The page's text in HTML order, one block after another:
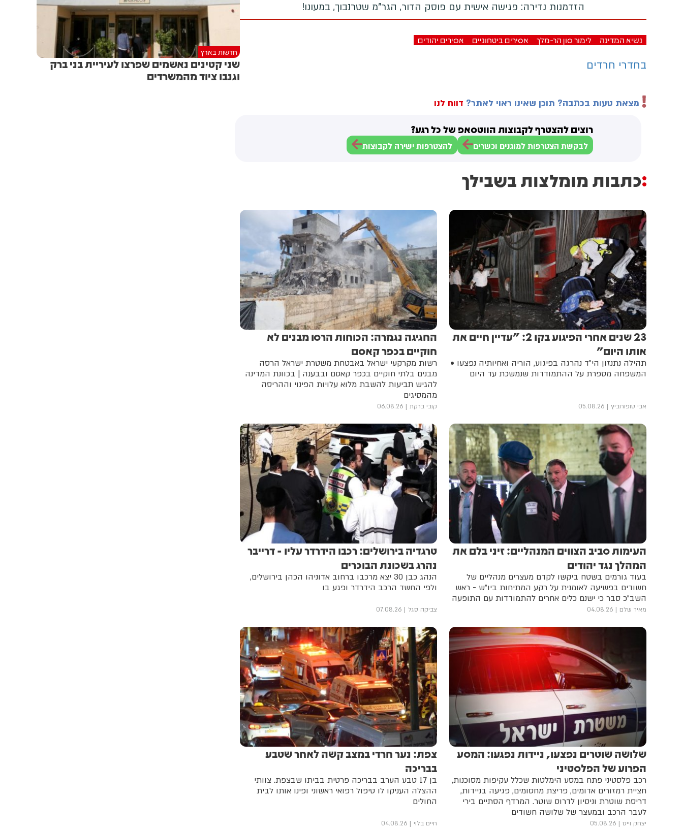
הזדמנות נדירה: פגישה אישית עם פוסק הדור, הגר"מ שטרנבוך, במעונו!
נשיא המדינה לימור סון הר-מלך אסירים ביטחוניים אסירים יהודים
בחדרי חרדים
מצאת טעות בכתבה? תוכן שאינו ראוי לאתר? דווח לנו
רוצים להצטרף לקבוצות הווטסאפ של כל רגע?
לבקשת הצטרפות למוגנים וכשרים להצטרפות ישירה לקבוצות
כתבות מומלצות בשבילך
23 שנים אחרי הפיגוע בקו 2: "עדיין חיים את
אותו היום"
תהילה נתנזון הי"ד נהרגה בפיגוע, הוריה ואחיותיה נפצעו •
המשפחה מספרת על ההתמודדות שנמשכת עד היום
אבי טופורוביץ 05.08.26
החגיגה נגמרה: הכוחות הרסו מבנים לא
חוקיים בכפר קאסם
רשות מקרקעי ישראל באבטחת משטרת ישראל הרסה
מבנים בלתי חוקיים בכפר קאסם ובבענה | בכוונת המדינה
להגיש תביעות להשבת מלוא עלויות הפינוי וההריסה
מהמסיגים
קובי ברקת 06.08.26
העימות סביב הצווים המנהליים: זיני בלם את
המהלך נגד יהודים
בעוד גורמים בשטח ביקשו לקדם מעצרים מנהליים של
חשודים בפשיעה לאומנית על רקע המתיחות ביו"ש - ראש
השב"כ סבר כי ישנם כלים אחרים להתמודדות עם התופעה
מאיר שלם 04.08.26
טרגדיה בירושלים: רכבו הידרדר עליו - דרייבר
נהרג בשכונת הבוכרים
הנהג כבן 30 יצא מרכבו ברחוב אדוניהו הכהן בירושלים,
ולפי החשד הרכב הידרדר ופגע בו
צביקה סגל 07.08.26
שלושה שוטרים נפצעו, ניידות נפגעו: המסע
הפרוע של הפלסטיני
רכב פלסטיני פתח במסע הימלטות שכלל עקיפות מסוכנות,
חציית רמזורים אדומים, פריצת מחסומים, פגיעה בניידות,
דריסת שוטרת וניסיון לדרוס שוטר. המרדף הסתיים בירי
לעבר הרכב ובמעצר של שלושה חשודים
יצחק וייס 05.08.26
צפת: נער חרדי במצב קשה לאחר שטבע
בבריכה
בן 17 טבע הערב בבריכה פרטית בביתו שבצפת. צוותי
ההצלה העניקו לו טיפול רפואי ראשוני ופינו אותו לבית
החולים
חיים בלוי 04.08.26
חדשות בארץ
שני קטינים נאשמים שפרצו לעיריית בני ברק
וגנבו ציוד מהמשרדים